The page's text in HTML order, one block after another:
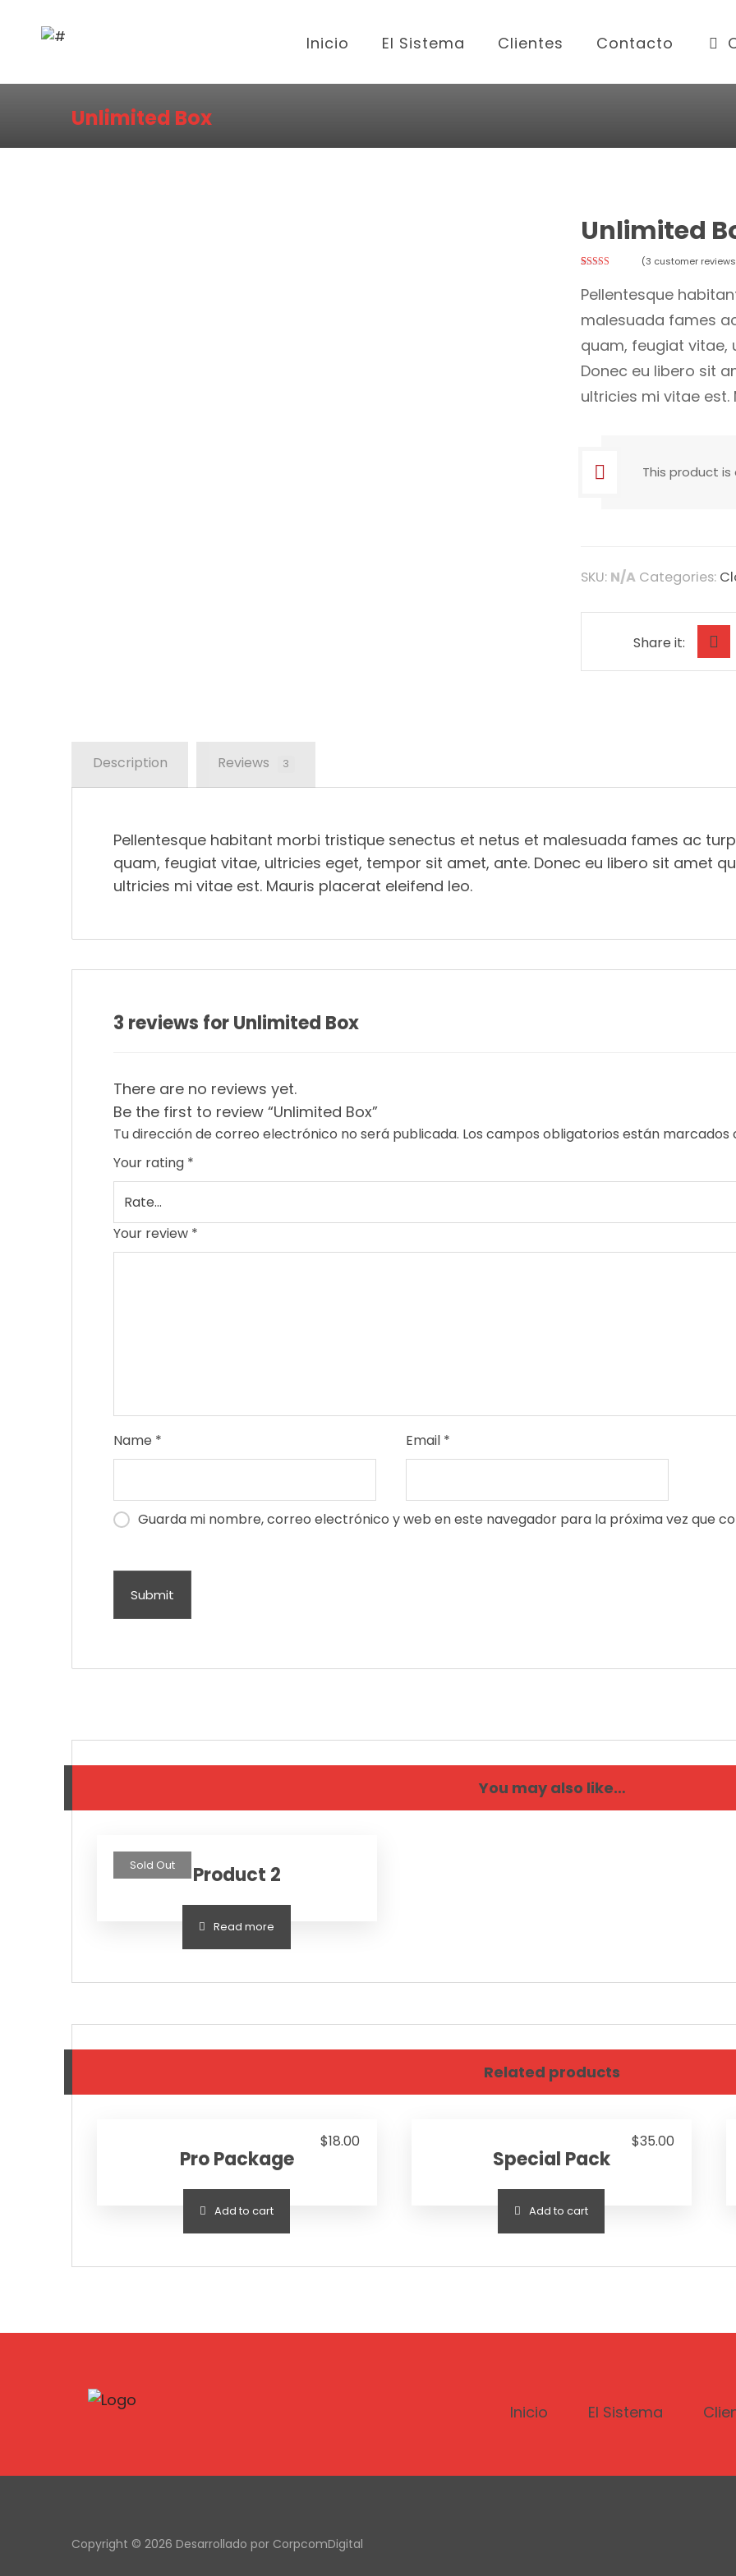
Inicio El Sistema Clientes Contacto
Unlimited Box
Unlimited
based on
ratings
(3 customer
Pellentesque
malesuada fames
quam, feugiat vitae,
Donec eu libero sit
ultricies mi vitae
This product
SKU: N/A Categories:
Description Reviews 3
Pellentesque habitant morbi tristique senectus et netus et malesuada fames ac
quam, feugiat vitae, ultricies eget, tempor sit amet, ante. Donec eu libero sit amet
ultricies mi vitae est. Mauris placerat eleifend leo.
3 reviews forUnlimited Box
There are no reviews yet.
Be the first to review “Unlimited Box”
Tu dirección de correo electrónico no será publicada. Los campos obligatorios están marcados
Your rating *
Your review *
Name * Email *
Guarda mi nombre, correo electrónico y web en este navegador para la próxima vez que
Submit
You may also like…
Product 2
Sold Out
Read more
Related products
Pro Package
$18.00
Add to cart
Special Pack
$35.00
Add to cart
Inicio El Sistema
Copyright © 2026 Desarrollado por CorpcomDigital